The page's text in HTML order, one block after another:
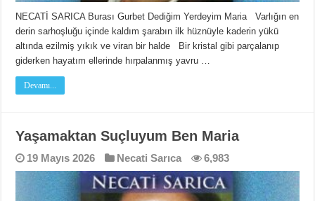
NECATİ SARICA Burası Gurbet Dediğim Yerdeyim Maria Varlığın en
derin sarhoşluğu içinde kaldım şarabın ilk hüznüyle kaderin yükü
altında ezilmiş yıkık ve viran bir halde Bir kristal gibi parçalanıp
giderken hayatım ellerinde hırpalanmış yavru …
Devamı...
Yaşamaktan Suçluyum Ben Maria
19 Mayıs 2026 Necati Sarıca 6,983